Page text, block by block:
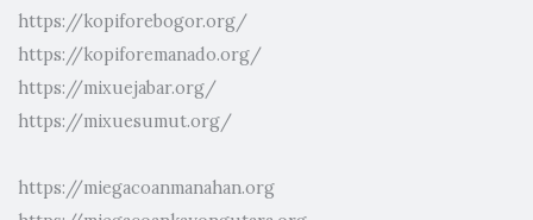
https://kopiforebogor.org/
https://kopiforemanado.org/
https://mixuejabar.org/
https://mixuesumut.org/
https://miegacoanmanahan.org